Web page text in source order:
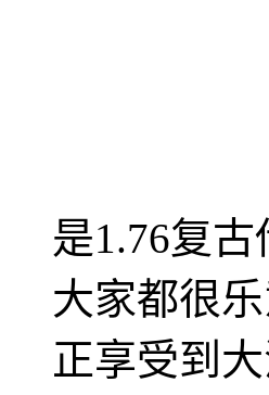
是1.76复
大家都很
正享受到